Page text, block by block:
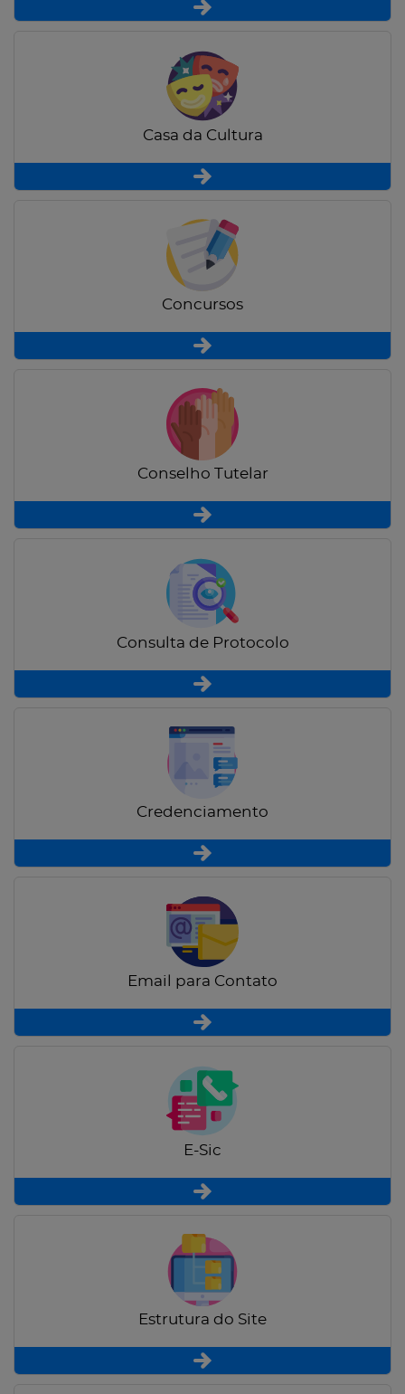
Casa da Cultura
Concursos
Conselho Tutelar
Consulta de Protocolo
Credenciamento
Email para Contato
E-Sic
Estrutura do Site